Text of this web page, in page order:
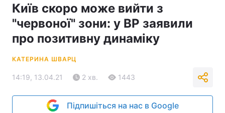
Київ скоро може вийти з
"червоної" зони: у ВР заявили
про позитивну динаміку
КАТЕРИНА ШВАРЦ
14:19, 13.04.21 2 хв. 1443
Підпишіться на нас в Google